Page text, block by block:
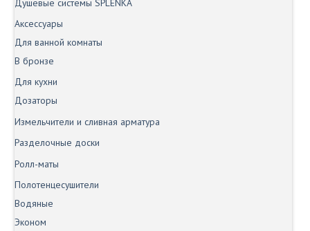
Аксессуары
Для ванной комнаты
В бронзе
Для кухни
Дозаторы
Измельчители и сливная арматура
Разделочные доски
Ролл-маты
Полотенцесушители
Водяные
Эконом